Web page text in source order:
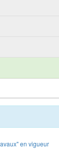
en vigueur